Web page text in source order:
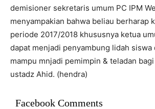
demisioner sekretaris umum PC IPM
menyampakian bahwa beliau berharap
periode 2017/2018 khususnya ketua
dapat menjadi penyambung lidah siswa
mampu mnjadi pemimpin & teladan
ustadz Ahid. (hendra)
Facebook Comments